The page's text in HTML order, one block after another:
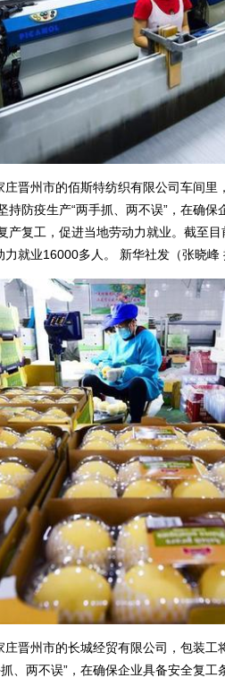
州市的佰斯特纺织有限公司车间里
持防疫生产“两手抓、两不误”，在确
产复工，促进当地劳动力就业。截至
就业16000多人。 新华社发（张晓峰
州市的长城经贸有限公司，包装工
、两不误”，在确保企业具备安全复